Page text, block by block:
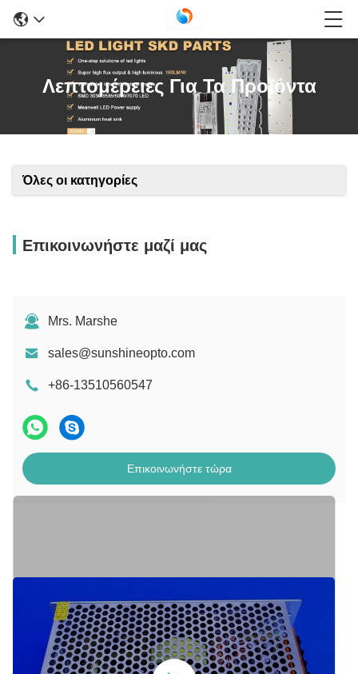
Λεπτομέρειες Για Τα Προϊόντα
Όλες οι κατηγορίες
Επικοινωνήστε μαζί μας
Mrs. Marshe
sales@sunshineopto.com
+86-13510560547
Επικοινωνήστε τώρα